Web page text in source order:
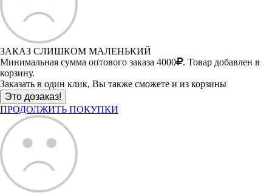
ЗАКАЗ СЛИШКОМ МАЛЕНЬКИЙ
Минимальная сумма оптового заказа 4000
. Товар добавлен в
корзину.
Заказать в один клик, Вы также сможете и из корзины
ПРОДОЛЖИТЬ ПОКУПКИ